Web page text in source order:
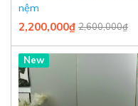
nệm
2,600,000₫
2,200,000₫
New